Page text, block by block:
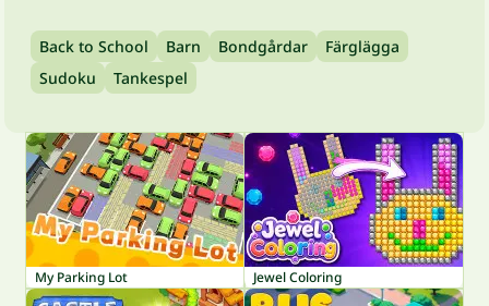
Back to School Barn Bondgårdar
Färglägga
Sudoku
Tankespel
My Parking Lot Jewel Coloring